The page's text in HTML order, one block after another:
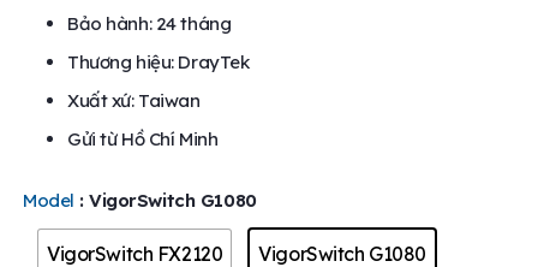
Bảo hành: 24 tháng
Thương hiệu: DrayTek
Xuất xứ: Taiwan
Gửi từ Hồ Chí Minh
Model : VigorSwitch G1080
VigorSwitch FX2120 VigorSwitch G1080